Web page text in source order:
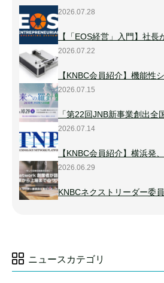
2026.07.28
【「EOS経営」入門】社長
2026.07.22
【KNBC会員紹介】機能性
2026.07.15
「第22回JNB新事業創出全
2026.07.14
【KNBC会員紹介】横浜発
2026.06.29
KNBCネクストリーダー委
ニュースカテゴリ